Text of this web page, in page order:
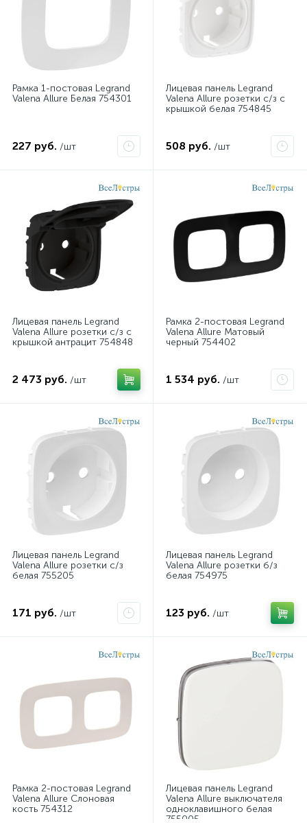
Рамка 1-постовая Legrand
Valena Allure Белая 754301
227 руб. /шт
Лицевая панель Legrand
Valena Allure розетки с/з с
крышкой белая 754845
508 руб. /шт
Лицевая панель Legrand
Valena Allure розетки с/з с
крышкой антрацит 754848
2 473 руб. /шт
Рамка 2-постовая Legrand
Valena Allure Матовый
черный 754402
1 534 руб. /шт
Лицевая панель Legrand
Valena Allure розетки с/з
белая 755205
171 руб. /шт
Лицевая панель Legrand
Valena Allure розетки б/з
белая 754975
123 руб. /шт
Рамка 2-постовая Legrand
Valena Allure Слоновая
кость 754312
Лицевая панель Legrand
Valena Allure выключателя
одноклавишного белая
755005